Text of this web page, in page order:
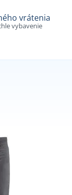
vrátenia
vybavenie